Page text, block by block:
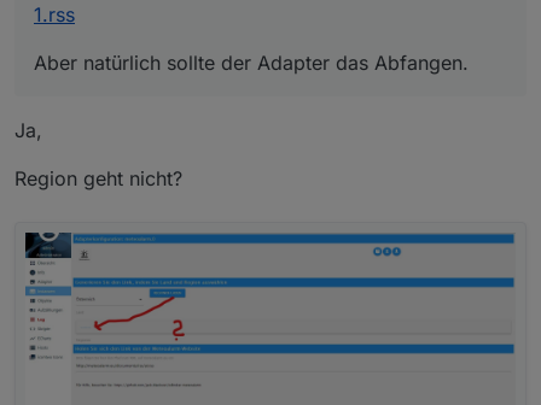
1.rss
Aber natürlich sollte der Adapter das Abfangen.
Ja,
Region geht nicht?